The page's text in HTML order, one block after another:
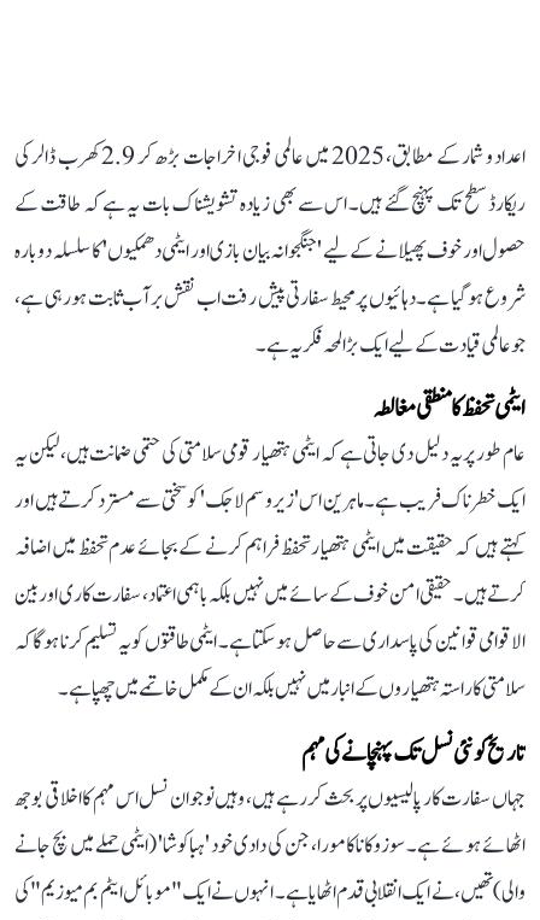
اعداد و شمار کے مطابق، 2025 میں عالمی فوجی اخراجات بڑھ کر 2.9 کھرب ڈالر کی
ریکارڈ سطح تک پہنچ گئے ہیں۔ اس سے بھی زیادہ تشویشناک بات یہ ہے کہ طاقت کے
حصول اور خوف پھیلانے کے لیے 'جنگجوانہ بیان بازی اور ایٹمی دھمکیوں' کا سلسلہ دوبارہ
شروع ہو گیا ہے۔ دہائیوں پر محیط سفارتی پیش رفت اب نقش بر آب ثابت ہو رہی ہے،
جو عالمی قیادت کے لیے ایک بڑا لمحہ فکریہ ہے۔
ایٹمی تحفظ کا منطقی مغالطہ
عام طور پر یہ دلیل دی جاتی ہے کہ ایٹمی ہتھیار قومی سلامتی کی حتمی ضمانت ہیں، لیکن یہ
ایک خطرناک فریب ہے۔ ماہرین اس 'زیرو سم لاجک' کو سختی سے مسترد کرتے ہیں اور
کہتے ہیں کہ حقیقت میں ایٹمی ہتھیار تحفظ فراہم کرنے کے بجائے عدم تحفظ میں اضافہ
کرتے ہیں۔ حقیقی امن خوف کے سائے میں نہیں بلکہ باہمی اعتماد، سفارت کاری اور بین
الاقوامی قوانین کی پاسداری سے حاصل ہو سکتا ہے۔ ایٹمی طاقتوں کو یہ تسلیم کرنا ہوگا کہ
سلامتی کا راستہ ہتھیاروں کے انبار میں نہیں بلکہ ان کے مکمل خاتمے میں چھپا ہے۔
تاریخ کو نئی نسل تک پہنچانے کی مہم
جہاں سفارت کار پالیسیوں پر بحث کر رہے ہیں، وہیں نوجوان نسل اس مہم کا اخلاقی بوجھ
اٹھائے ہوئے ہے۔ سوزوکا ناکامورا، جن کی دادی خود 'ہباکوشا' (ایٹمی حملے میں بچ جانے
والی) تھیں، نے ایک انقلابی قدم اٹھایا ہے۔ انہوں نے ایک "موبائل ایٹم بم میوزیم" کی